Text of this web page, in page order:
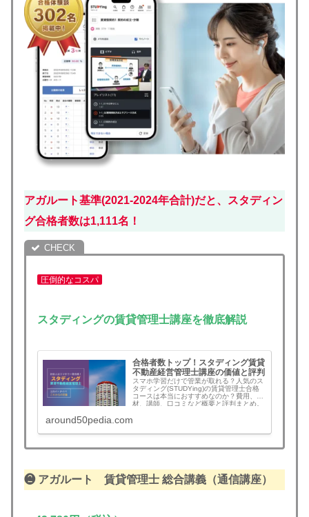
アガルート基準(2021-2024年合計)だと、スタディン
グ合格者数は1,111名！
圧倒的なコスパ
スタディングの賃貸管理士講座を徹底解説
合格者数トップ！スタディング賃貸
不動産経営管理士講座の価値と評判
スマホ学習だけで管業が取れる？人気のス
タディング(STUDYing)の賃貸管理士合格
コースは本当におすすめなのか？費用、教
材、講師、口コミなど概要と評判まとめ。
around50pedia.com
❷ アガルート 賃貸管理士 総合講義（通信講座）